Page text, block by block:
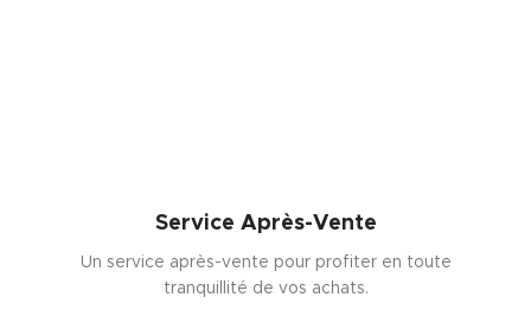
Service Après-Vente
Un service après-vente pour profiter en toute
tranquillité de vos achats.